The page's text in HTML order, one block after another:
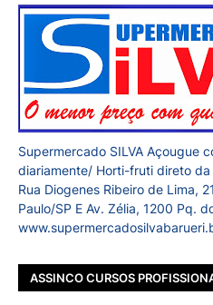
Supermercado SILVA Açougue
diariamente/ Horti-fruti direto da
Rua Diogenes Ribeiro de Lima,
Paulo/SP E Av. Zélia, 1200 Pq.
ASSINCO CURSOS